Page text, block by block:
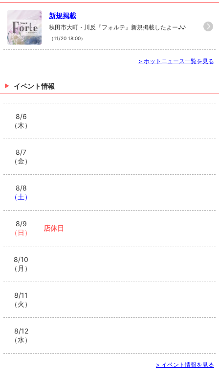
新規掲載
秋田市大町・川反『フォルテ』新規掲載したよー♪♪
（11/20 18:00）
> ホットニュース一覧を見る
イベント情報
8/6
（木）
8/7
（金）
8/8
（土）
8/9
（日）
店休日
8/10
（月）
8/11
（火）
8/12
（水）
> イベント情報を見る